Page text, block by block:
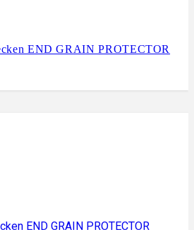
END GRAIN PROTECTOR